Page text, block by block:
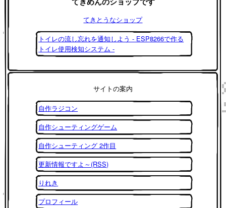
てきとうなショップ
トイレの流し忘れを通知しよう - ESP8266で作る
トイレ使用検知システム -
サイトの案内
自作ラジコン
自作シューティングゲーム
自作シューティング 2作目
更新情報ですよ～(RSS)
りれき
プロフィール